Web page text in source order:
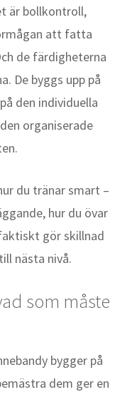
är bollkontroll,
att fatta
de färdigheterna
De byggs upp på
den individuella
organiserade
du tränar smart –
hur du övar
gör skillnad
nästa nivå.
som måste
bygger på
dem ger en